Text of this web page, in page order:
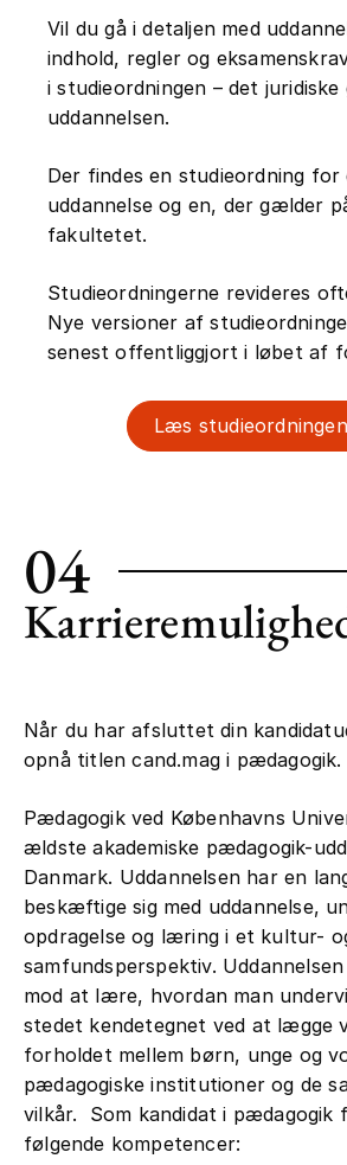
og undervisning i offentlige
institutioner og med fokus
unge og voksne. Forskningen
beskæftiger sig med disse
problemstillinger i en dansk,
vil du typisk komme til at
projekter om selvvalgte
diskutere op mod den nyeste
inden for det pædagogiske
selv gennemføre interviews
spørgeskemaundersøgelser og
observationer og feltarbejde
pædagogiske institutioner.
sociologi, didaktik, etnografi,
historie og psykologi. Både
og traditioner vil du som
også stifte bekendtskab med
Et par gange hvert semester
der Pædagogisk Kollokvium,
præsenterer og diskuterer
igangværende forskning.
også regelmæssigt
af danske og internationale
inden for Pædagogik; for
Professor Stephen Ball fra
Education ved University
tilknyttet Pædagogik, og har
et særligt forløb for
Du kan læse mere om
forskningsemner og den
Vil du gå i detaljen med
indhold, regler og
i studieordningen – det
uddannelsen.
Der findes en studieordning for
uddannelse og en, der gælder
fakultetet.
Studieordningerne revideres
Nye versioner af
senest offentliggjort i løbet af
Læs studieordningen
04
Når du har afsluttet din
opnå titlen cand.mag i pædagogik.
Pædagogik ved Københavns
ældste akademiske pædagogik-
Danmark. Uddannelsen har en
beskæftige sig med uddannelse,
opdragelse og læring i et kultur-
samfundsperspektiv.
mod at lære, hvordan man
stedet kendetegnet ved at
forholdet mellem børn, unge og
pædagogiske institutioner og de
vilkår. Som kandidat i pædagogik
følgende kompetencer: